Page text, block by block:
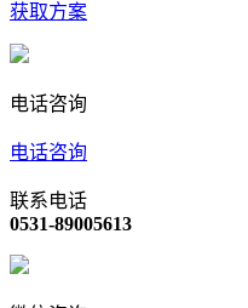
获取方案
电话咨询
电话咨询
联系电话
0531-89005613